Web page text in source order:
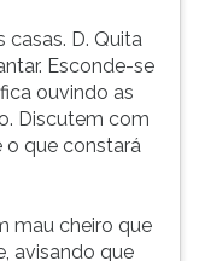
casas. D. Quita
Esconde-se
ouvindo as
Discutem com
o que constará
mau cheiro que
avisando que